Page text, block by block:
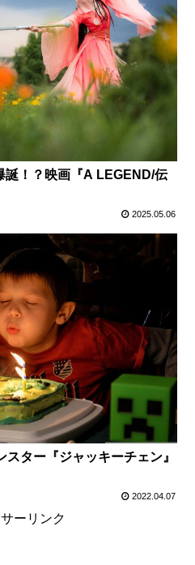
誕！？映画『A LEGEND/伝
2025.05.06
ター『ジャッキーチェン』
2022.04.07
ーリンク